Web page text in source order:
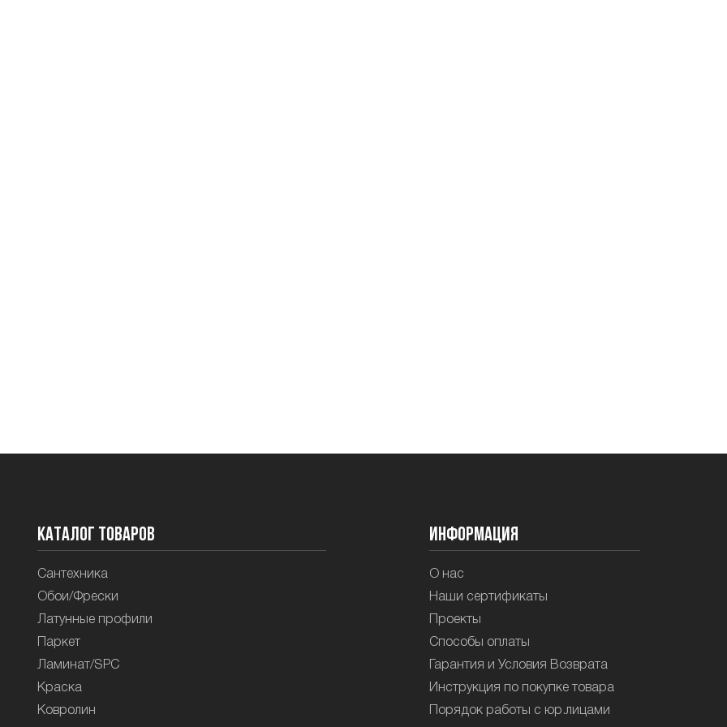
Каталог товаров
Сантехника
Обои/Фрески
Латунные профили
Паркет
Ламинат/SPC
Краска
Ковролин
Информация
О нас
Наши сертификаты
Проекты
Способы оплаты
Гарантия и Условия Возврата
Инструкция по покупке товара
Порядок работы с юр.лицами